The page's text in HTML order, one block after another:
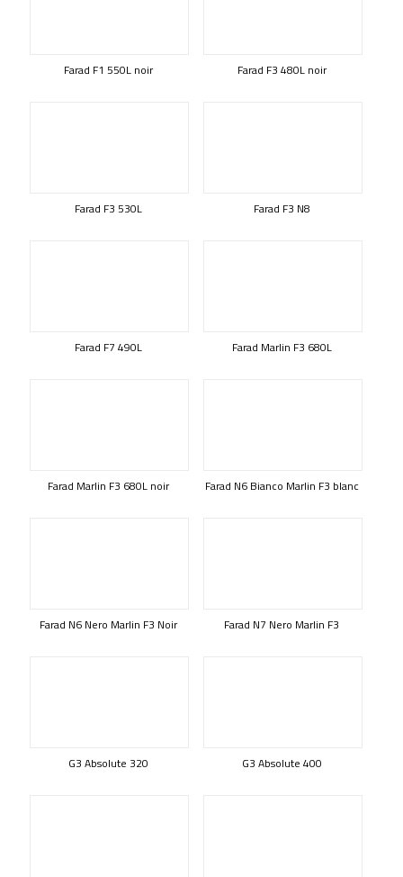
Farad F1 550L noir Farad F3 480L noir
Farad F3 530L Farad F3 N8
Farad F7 490L Farad Marlin F3 680L
Farad Marlin F3 680L noir Farad N6 Bianco Marlin F3 blanc
Farad N6 Nero Marlin F3 Noir Farad N7 Nero Marlin F3
G3 Absolute 320 G3 Absolute 400